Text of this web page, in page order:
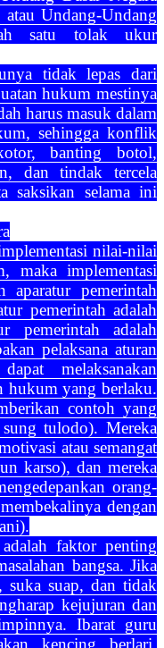
Undang-Undang
satu tolak ukur
tidak lepas dari
hukum mestinya
harus masuk dalam
sehingga konflik
banting botol,
dan tindak tercela
saksikan selama ini
nilai-nilai
maka implementasi
aparatur pemerintah
pemerintah adalah
pemerintah adalah
pelaksana aturan
melaksanakan
hukum yang berlaku.
contoh yang
tulodo). Mereka
atau semangat
karso), dan mereka
orang-
dengan
faktor penting
bangsa. Jika
suap, dan tidak
kejujuran dan
Ibarat guru
kencing berlari.